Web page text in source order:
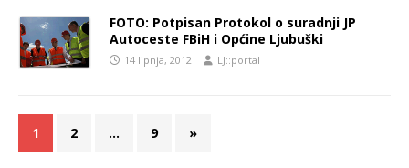
FOTO: Potpisan Protokol o suradnji JP
Autoceste FBiH i Općine Ljubuški
14 lipnja, 2012 LJ::portal
1 2 … 9 »